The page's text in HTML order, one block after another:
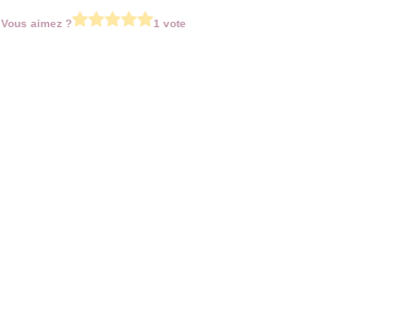
Vous aimez ? 1 vote